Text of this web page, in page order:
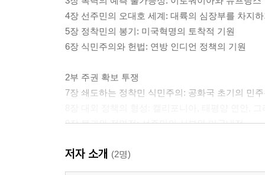
4장 선주민의 오대호 세계: 대륙의 심장부를 차지
5장 정착민의 봉기: 미국혁명의 토착적 기원
6장 식민주의와 헌법: 연방 인디언 정책의 기원
2부 주권 확보 투쟁
7장 쇄도하는 정착민 식민주의: 공화국 초기의 민
9장 붕괴와 전면전: 선주민의 서부와 미국내전
11장 20세기의 여명과 선주민의 석양: 선주민 활동
12장 종결 정책에서 자결권까지: 냉전과 미국 선주
저자 소개 (2명)